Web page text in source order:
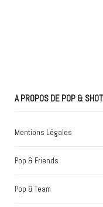
A PROPOS DE POP & SHOT
Mentions Légales
Pop & Friends
Pop & Team